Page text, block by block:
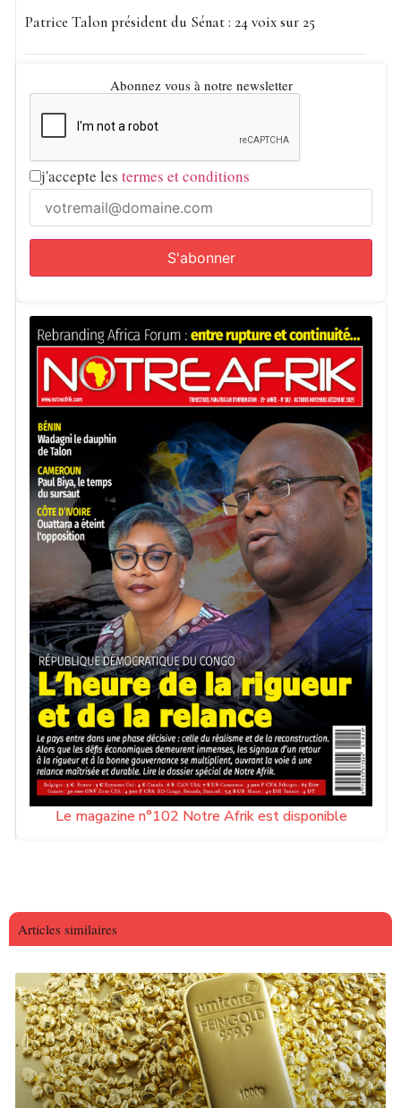
Patrice Talon président du Sénat : 24 voix sur 25
Abonnez vous à notre newsletter
j'accepte les termes et conditions
Le magazine n°102 Notre Afrik est disponible
Articles similaires